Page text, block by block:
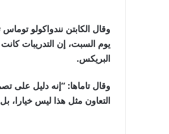
وقال الكابتن نندواكولو
يوم السبت، إن التدريبات
البريكس.
وقال تاماها: “إنه دليل على
التعاون مثل هذا ليس خيارا،